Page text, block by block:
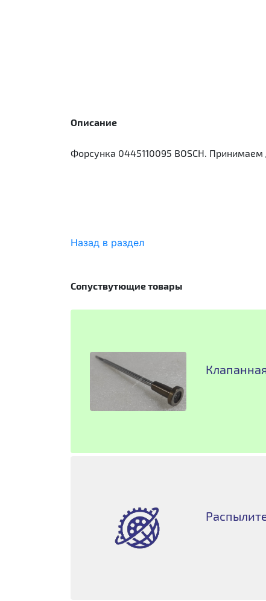
Описание
Форсунка 0445110095 BOSCH.
Назад в раздел
Сопуствутющие товары